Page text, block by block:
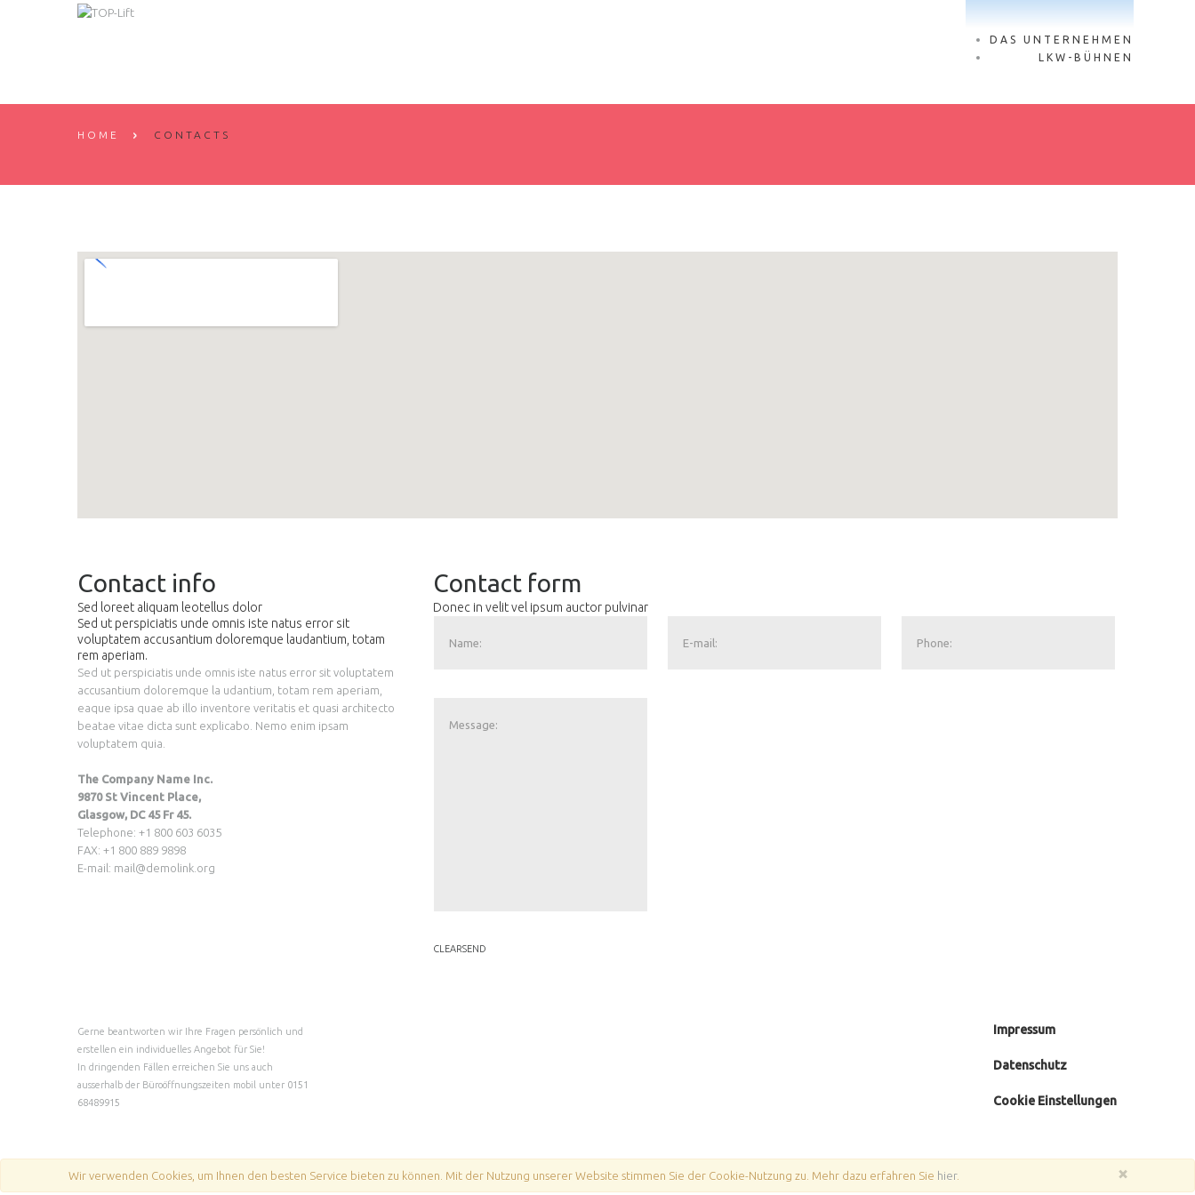
DAS UNTERNEHMEN
LKW-BÜHNEN
HOME CONTACTS
Contact info
Sed loreet aliquam leotellus dolor
Sed ut perspiciatis unde omnis iste natus error sit
voluptatem accusantium doloremque laudantium, totam
rem aperiam.
Sed ut perspiciatis unde omnis iste natus error sit voluptatem
accusantium doloremque la udantium, totam rem aperiam,
eaque ipsa quae ab illo inventore veritatis et quasi architecto
beatae vitae dicta sunt explicabo. Nemo enim ipsam
voluptatem quia.
The Company Name Inc.
9870 St Vincent Place,
Glasgow, DC 45 Fr 45.
Telephone: +1 800 603 6035
FAX: +1 800 889 9898
E-mail: mail@demolink.org
Contact form
Donec in velit vel ipsum auctor pulvinar
Impressum
Datenschutz
Cookie Einstellungen
Gerne beantworten wir Ihre Fragen persönlich und
erstellen ein individuelles Angebot für Sie!
In dringenden Fällen erreichen Sie uns auch
ausserhalb der Büroöffnungszeiten mobil unter 0151
68489915
×
Wir verwenden Cookies, um Ihnen den besten Service bieten zu können. Mit der Nutzung unserer Website stimmen Sie der Cookie-Nutzung zu. Mehr dazu erfahren Sie hier.